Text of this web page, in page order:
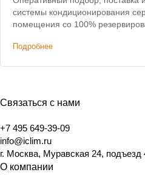
системы кондиционирования
помещения со 100%
Подробнее
Связаться с нами
+7 495 649-39-09
info@iclim.ru
г. Москва, Муравская 24, подъезд
О компании